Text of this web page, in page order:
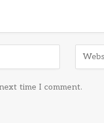
time I comment.